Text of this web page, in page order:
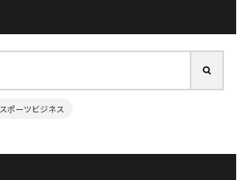
スポーツビジネス